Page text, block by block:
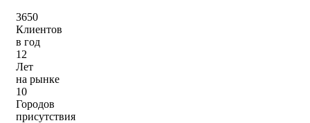
3650
Клиентов
в год
12
Лет
на рынке
10
Городов
присутствия